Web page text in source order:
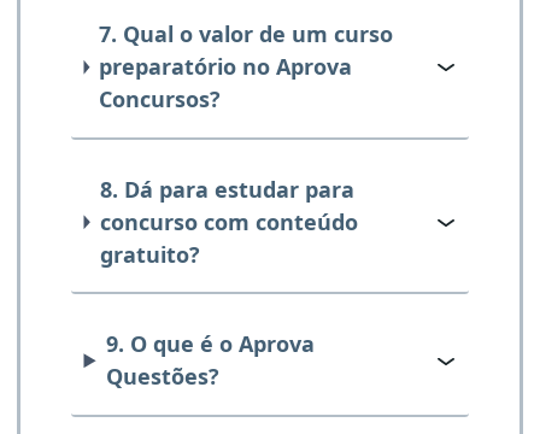
7. Qual o valor de um curso
preparatório no Aprova
Concursos?
8. Dá para estudar para
concurso com conteúdo
gratuito?
9. O que é o Aprova
Questões?